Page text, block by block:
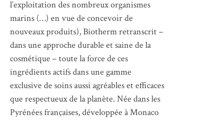
l’exploitation des nombreux organismes
marins (…) en vue de concevoir de
nouveaux produits), Biotherm retranscrit –
dans une approche durable et saine de la
cosmétique – toute la force de ces
ingrédients actifs dans une gamme
exclusive de soins aussi agréables et efficaces
que respectueux de la planète. Née dans les
Pyrénées françaises, développée à Monaco